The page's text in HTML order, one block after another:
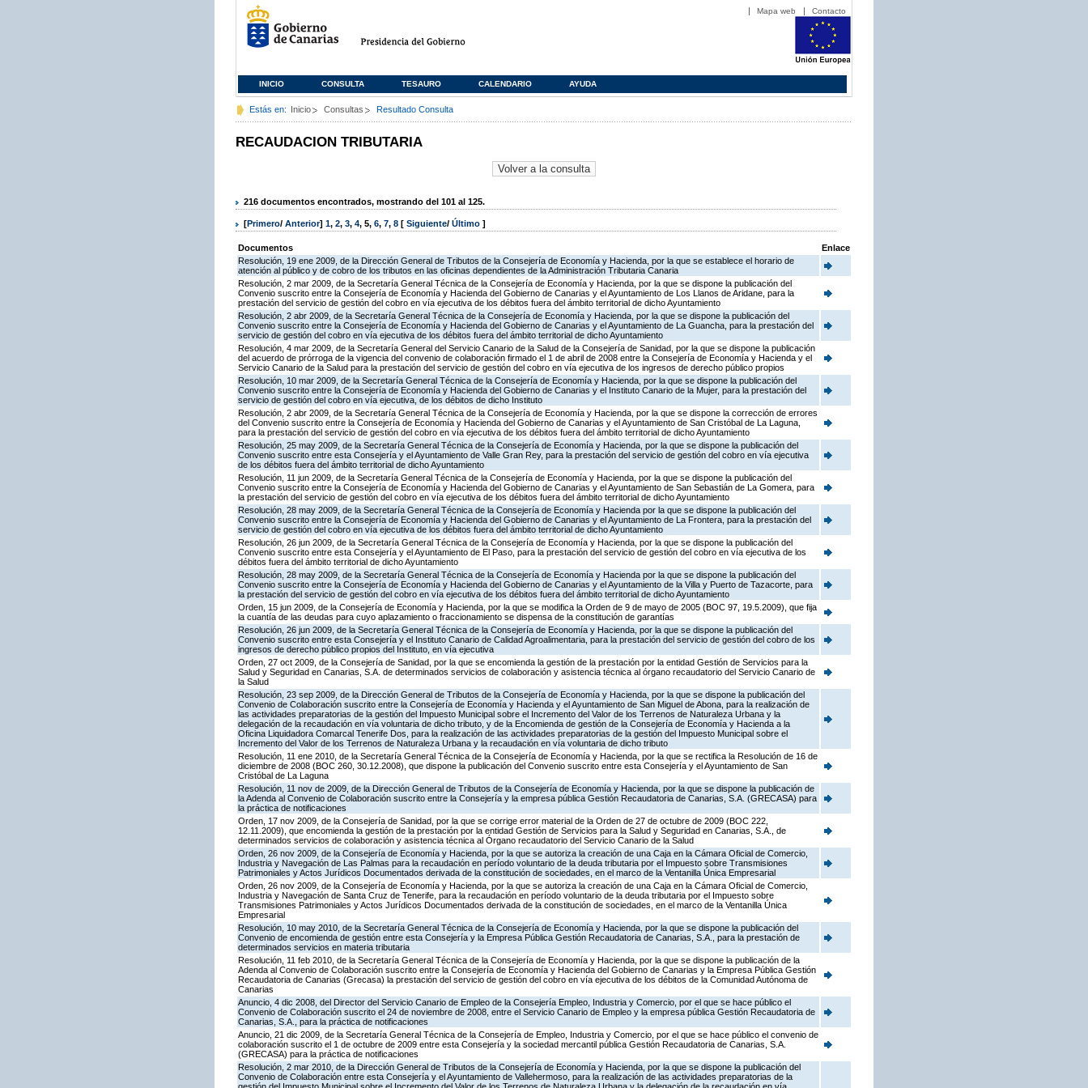
Mapa web Contacto
INICIO CONSULTA TESAURO CALENDARIO AYUDA
Estás en: Inicio Consultas Resultado Consulta
RECAUDACION TRIBUTARIA
216 documentos encontrados, mostrando del 101 al 125.
[Primero/ Anterior] 1, 2, 3, 4, 5, 6, 7, 8 [ Siguiente/ Último ]
Documentos
Enlace
Resolución, 19 ene 2009, de la Dirección General de Tributos de la Consejería de Economía y Hacienda, por la que se establece el horario de
atención al público y de cobro de los tributos en las oficinas dependientes de la Administración Tributaria Canaria
Resolución, 2 mar 2009, de la Secretaría General Técnica de la Consejería de Economía y Hacienda, por la que se dispone la publicación del
Convenio suscrito entre la Consejería de Economía y Hacienda del Gobierno de Canarias y el Ayuntamiento de Los Llanos de Aridane, para la
prestación del servicio de gestión del cobro en vía ejecutiva de los débitos fuera del ámbito territorial de dicho Ayuntamiento
Resolución, 2 abr 2009, de la Secretaría General Técnica de la Consejería de Economía y Hacienda, por la que se dispone la publicación del
Convenio suscrito entre la Consejería de Economía y Hacienda del Gobierno de Canarias y el Ayuntamiento de La Guancha, para la prestación del
servicio de gestión del cobro en vía ejecutiva de los débitos fuera del ámbito territorial de dicho Ayuntamiento
Resolución, 4 mar 2009, de la Secretaría General del Servicio Canario de la Salud de la Consejería de Sanidad, por la que se dispone la publicación
del acuerdo de prórroga de la vigencia del convenio de colaboración firmado el 1 de abril de 2008 entre la Consejería de Economía y Hacienda y el
Servicio Canario de la Salud para la prestación del servicio de gestión del cobro en vía ejecutiva de los ingresos de derecho público propios
Resolución, 10 mar 2009, de la Secretaría General Técnica de la Consejería de Economía y Hacienda, por la que se dispone la publicación del
Convenio suscrito entre la Consejería de Economía y Hacienda del Gobierno de Canarias y el Instituto Canario de la Mujer, para la prestación del
servicio de gestión del cobro en vía ejecutiva, de los débitos de dicho Instituto
Resolución, 2 abr 2009, de la Secretaría General Técnica de la Consejería de Economía y Hacienda, por la que se dispone la corrección de errores
del Convenio suscrito entre la Consejería de Economía y Hacienda del Gobierno de Canarias y el Ayuntamiento de San Cristóbal de La Laguna,
para la prestación del servicio de gestión del cobro en vía ejecutiva de los débitos fuera del ámbito territorial de dicho Ayuntamiento
Resolución, 25 may 2009, de la Secretaría General Técnica de la Consejería de Economía y Hacienda, por la que se dispone la publicación del
Convenio suscrito entre esta Consejería y el Ayuntamiento de Valle Gran Rey, para la prestación del servicio de gestión del cobro en vía ejecutiva
de los débitos fuera del ámbito territorial de dicho Ayuntamiento
Resolución, 11 jun 2009, de la Secretaría General Técnica de la Consejería de Economía y Hacienda, por la que se dispone la publicación del
Convenio suscrito entre la Consejería de Economía y Hacienda del Gobierno de Canarias y el Ayuntamiento de San Sebastián de La Gomera, para
la prestación del servicio de gestión del cobro en vía ejecutiva de los débitos fuera del ámbito territorial de dicho Ayuntamiento
Resolución, 28 may 2009, de la Secretaría General Técnica de la Consejería de Economía y Hacienda por la que se dispone la publicación del
Convenio suscrito entre la Consejería de Economía y Hacienda del Gobierno de Canarias y el Ayuntamiento de La Frontera, para la prestación del
servicio de gestión del cobro en vía ejecutiva de los débitos fuera del ámbito territorial de dicho Ayuntamiento
Resolución, 26 jun 2009, de la Secretaría General Técnica de la Consejería de Economía y Hacienda, por la que se dispone la publicación del
Convenio suscrito entre esta Consejería y el Ayuntamiento de El Paso, para la prestación del servicio de gestión del cobro en vía ejecutiva de los
débitos fuera del ámbito territorial de dicho Ayuntamiento
Resolución, 28 may 2009, de la Secretaría General Técnica de la Consejería de Economía y Hacienda por la que se dispone la publicación del
Convenio suscrito entre la Consejería de Economía y Hacienda del Gobierno de Canarias y el Ayuntamiento de la Villa y Puerto de Tazacorte, para
la prestación del servicio de gestión del cobro en vía ejecutiva de los débitos fuera del ámbito territorial de dicho Ayuntamiento
Orden, 15 jun 2009, de la Consejería de Economía y Hacienda, por la que se modifica la Orden de 9 de mayo de 2005 (BOC 97, 19.5.2009), que fija
la cuantía de las deudas para cuyo aplazamiento o fraccionamiento se dispensa de la constitución de garantías
Resolución, 26 jun 2009, de la Secretaría General Técnica de la Consejería de Economía y Hacienda, por la que se dispone la publicación del
Convenio suscrito entre esta Consejería y el Instituto Canario de Calidad Agroalimentaria, para la prestación del servicio de gestión del cobro de los
ingresos de derecho público propios del Instituto, en vía ejecutiva
Orden, 27 oct 2009, de la Consejería de Sanidad, por la que se encomienda la gestión de la prestación por la entidad Gestión de Servicios para la
Salud y Seguridad en Canarias, S.A. de determinados servicios de colaboración y asistencia técnica al órgano recaudatorio del Servicio Canario de
la Salud
Resolución, 23 sep 2009, de la Dirección General de Tributos de la Consejería de Economía y Hacienda, por la que se dispone la publicación del
Convenio de Colaboración suscrito entre la Consejería de Economía y Hacienda y el Ayuntamiento de San Miguel de Abona, para la realización de
las actividades preparatorias de la gestión del Impuesto Municipal sobre el Incremento del Valor de los Terrenos de Naturaleza Urbana y la
delegación de la recaudación en vía voluntaria de dicho tributo, y de la Encomienda de gestión de la Consejería de Economía y Hacienda a la
Oficina Liquidadora Comarcal Tenerife Dos, para la realización de las actividades preparatorias de la gestión del Impuesto Municipal sobre el
Incremento del Valor de los Terrenos de Naturaleza Urbana y la recaudación en vía voluntaria de dicho tributo
Resolución, 11 ene 2010, de la Secretaría General Técnica de la Consejería de Economía y Hacienda, por la que se rectifica la Resolución de 16 de
diciembre de 2008 (BOC 260, 30.12.2008), que dispone la publicación del Convenio suscrito entre esta Consejería y el Ayuntamiento de San
Cristóbal de La Laguna
Resolución, 11 nov de 2009, de la Dirección General de Tributos de la Consejería de Economía y Hacienda, por la que se dispone la publicación de
la Adenda al Convenio de Colaboración suscrito entre la Consejería y la empresa pública Gestión Recaudatoria de Canarias, S.A. (GRECASA) para
la práctica de notificaciones
Orden, 17 nov 2009, de la Consejería de Sanidad, por la que se corrige error material de la Orden de 27 de octubre de 2009 (BOC 222,
12.11.2009), que encomienda la gestión de la prestación por la entidad Gestión de Servicios para la Salud y Seguridad en Canarias, S.A., de
determinados servicios de colaboración y asistencia técnica al Órgano recaudatorio del Servicio Canario de la Salud
Orden, 26 nov 2009, de la Consejería de Economía y Hacienda, por la que se autoriza la creación de una Caja en la Cámara Oficial de Comercio,
Industria y Navegación de Las Palmas para la recaudación en período voluntario de la deuda tributaria por el Impuesto sobre Transmisiones
Patrimoniales y Actos Jurídicos Documentados derivada de la constitución de sociedades, en el marco de la Ventanilla Única Empresarial
Orden, 26 nov 2009, de la Consejería de Economía y Hacienda, por la que se autoriza la creación de una Caja en la Cámara Oficial de Comercio,
Industria y Navegación de Santa Cruz de Tenerife, para la recaudación en período voluntario de la deuda tributaria por el Impuesto sobre
Transmisiones Patrimoniales y Actos Jurídicos Documentados derivada de la constitución de sociedades, en el marco de la Ventanilla Única
Empresarial
Resolución, 10 may 2010, de la Secretaría General Técnica de la Consejería de Economía y Hacienda, por la que se dispone la publicación del
Convenio de encomienda de gestión entre esta Consejería y la Empresa Pública Gestión Recaudatoria de Canarias, S.A., para la prestación de
determinados servicios en materia tributaria
Resolución, 11 feb 2010, de la Secretaría General Técnica de la Consejería de Economía y Hacienda, por la que se dispone la publicación de la
Adenda al Convenio de Colaboración suscrito entre la Consejería de Economía y Hacienda del Gobierno de Canarias y la Empresa Pública Gestión
Recaudatoria de Canarias (Grecasa) la prestación del servicio de gestión del cobro en vía ejecutiva de los débitos de la Comunidad Autónoma de
Canarias
Anuncio, 4 dic 2008, del Director del Servicio Canario de Empleo de la Consejería Empleo, Industria y Comercio, por el que se hace público el
Convenio de Colaboración suscrito el 24 de noviembre de 2008, entre el Servicio Canario de Empleo y la empresa pública Gestión Recaudatoria de
Canarias, S.A., para la práctica de notificaciones
Anuncio, 21 dic 2009, de la Secretaría General Técnica de la Consejería de Empleo, Industria y Comercio, por el que se hace público el convenio de
colaboración suscrito el 1 de octubre de 2009 entre esta Consejería y la sociedad mercantil pública Gestión Recaudatoria de Canarias, S.A.
(GRECASA) para la práctica de notificaciones
Resolución, 2 mar 2010, de la Dirección General de Tributos de la Consejería de Economía y Hacienda, por la que se dispone la publicación del
Convenio de Colaboración entre esta Consejería y el Ayuntamiento de Vallehermoso, para la realización de las actividades preparatorias de la